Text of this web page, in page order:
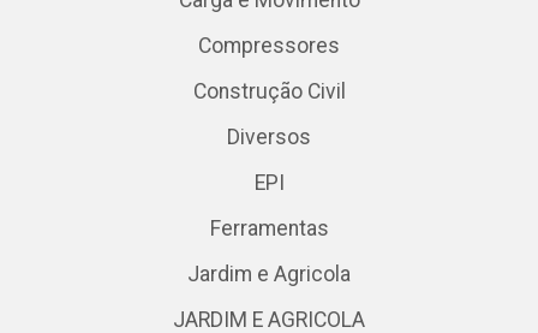
Compressores
Construção Civil
Diversos
EPI
Ferramentas
Jardim e Agricola
JARDIM E AGRICOLA